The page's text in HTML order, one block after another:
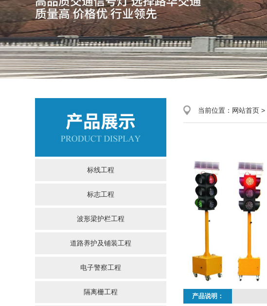
标线工程
标志工程
波形梁护栏工程
道路养护及铺装工程
电子警察工程
隔离栅工程
当前位置： 网站首页 >
产品说明：